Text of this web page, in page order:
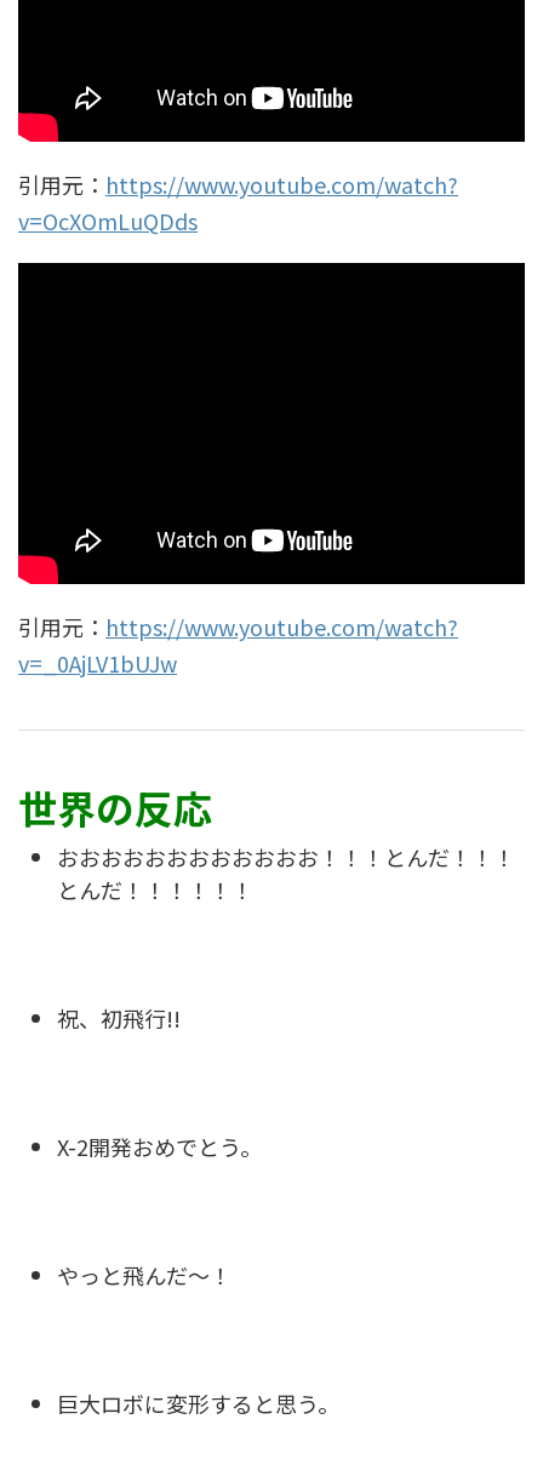
引用元： https://www.youtube.com/watch?
v=OcXOmLuQDds
引用元： https://www.youtube.com/watch?
v=_0AjLV1bUJw
世界の反応
おおおおおおおおおおおお！！！とんだ！！！
とんだ！！！！！！
祝、初飛行!!
X-2開発おめでとう。
やっと飛んだ〜！
巨大ロボに変形すると思う。